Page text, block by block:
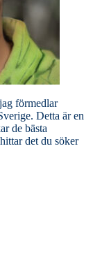
förmedlar
är en
de bästa